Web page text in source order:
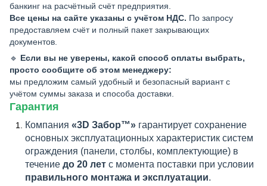
банкинг на расчётный счёт предприятия.
Все цены на сайте указаны с учётом НДС. По запросу
предоставляем счёт и полный пакет закрывающих
документов.
🔹 Если вы не уверены, какой способ оплаты выбрать,
просто сообщите об этом менеджеру:
мы предложим самый удобный и безопасный вариант с
учётом суммы заказа и способа доставки.
Гарантия
Компания «3D Забор™» гарантирует сохранение
основных эксплуатационных характеристик систем
ограждения (панели, столбы, комплектующие) в
течение до 20 лет с момента поставки при условии
правильного монтажа и эксплуатации.